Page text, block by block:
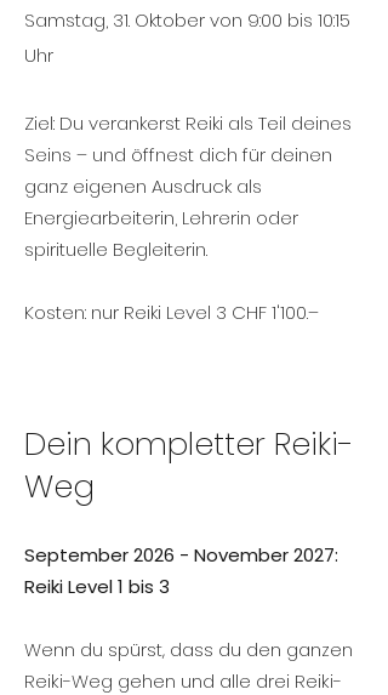
Samstag, 31. Oktober von 9:00 bis 10:15
Uhr
Ziel: Du verankerst Reiki als Teil deines
Seins – und öffnest dich für deinen
ganz eigenen Ausdruck als
Energiearbeiterin, Lehrerin oder
spirituelle Begleiterin.
Kosten: nur Reiki Level 3 CHF 1'100.–
Dein kompletter Reiki-
Weg
September 2026 - November 2027:
Reiki Level 1 bis 3
Wenn du spürst, dass du den ganzen
Reiki-Weg gehen und alle drei Reiki-